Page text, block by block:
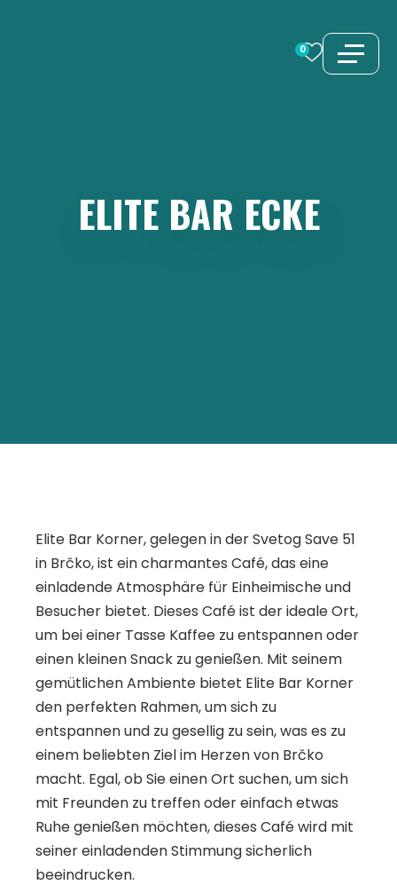
0
ELITE BAR ECKE
Elite Bar Korner, gelegen in der Svetog Save 51
in Brčko, ist ein charmantes Café, das eine
einladende Atmosphäre für Einheimische und
Besucher bietet. Dieses Café ist der ideale Ort,
um bei einer Tasse Kaffee zu entspannen oder
einen kleinen Snack zu genießen. Mit seinem
gemütlichen Ambiente bietet Elite Bar Korner
den perfekten Rahmen, um sich zu
entspannen und zu gesellig zu sein, was es zu
einem beliebten Ziel im Herzen von Brčko
macht. Egal, ob Sie einen Ort suchen, um sich
mit Freunden zu treffen oder einfach etwas
Ruhe genießen möchten, dieses Café wird mit
seiner einladenden Stimmung sicherlich
beeindrucken.